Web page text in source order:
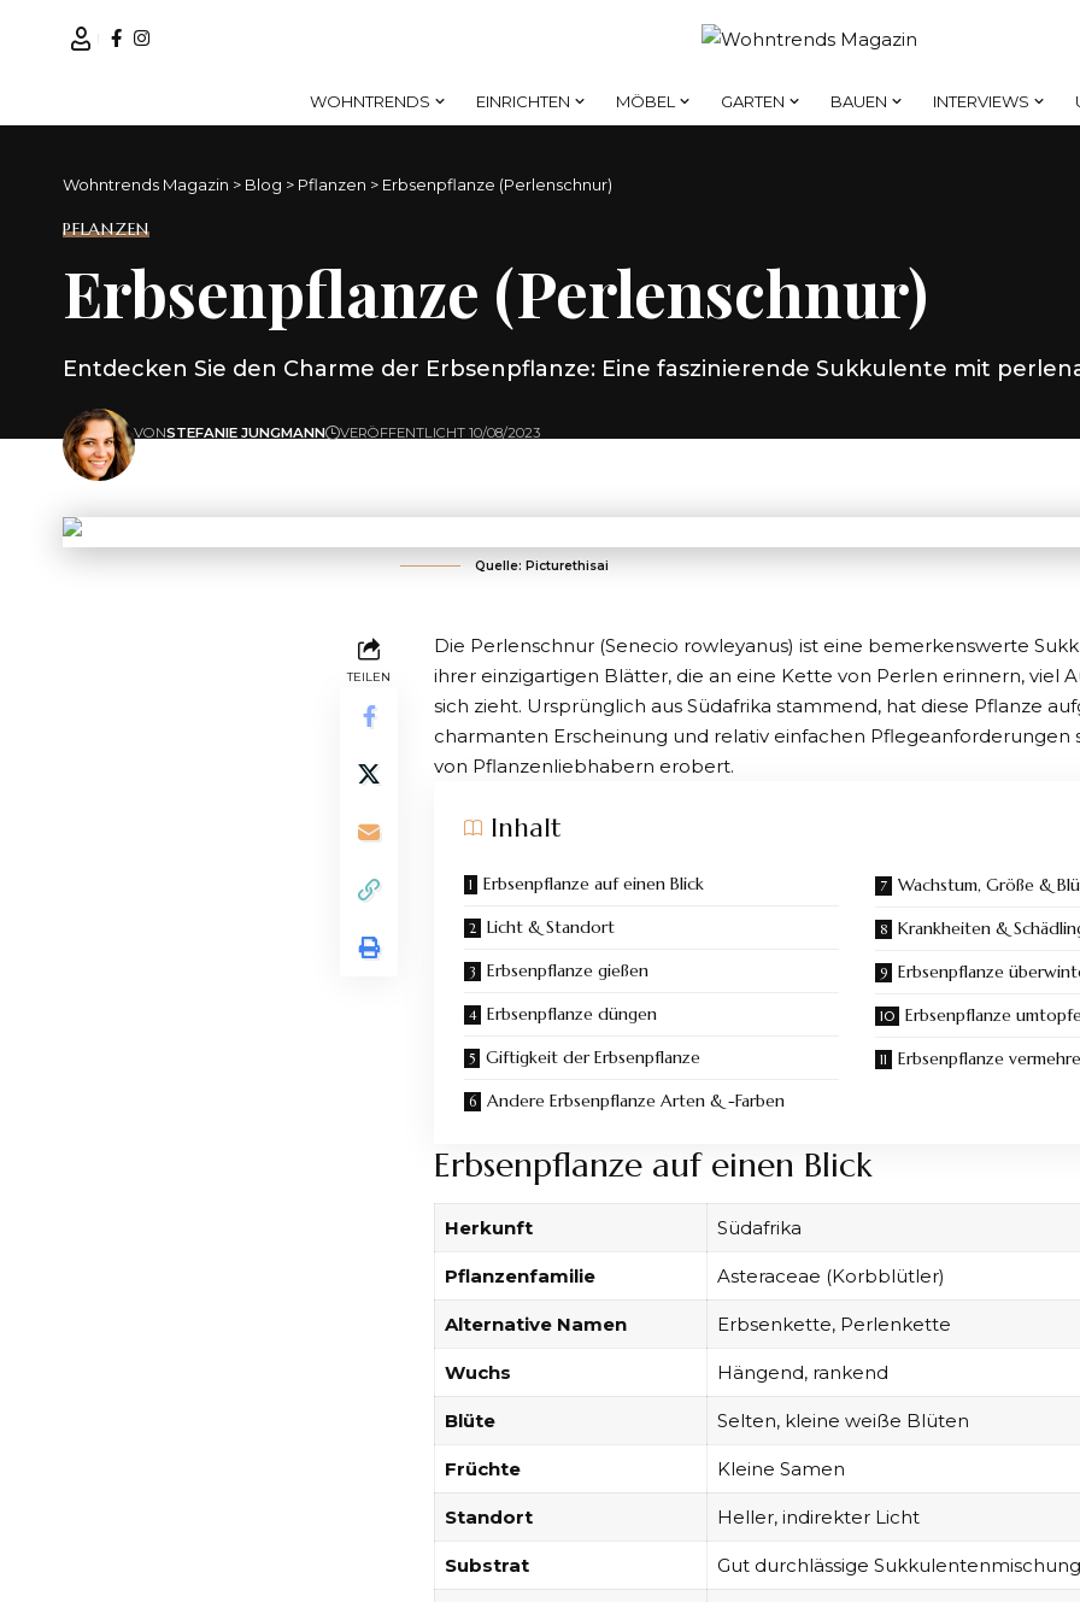
WOHNTRENDS EINRICHTEN MÖBEL GARTEN BAUEN INTERVIEWS
Wohntrends Magazin > Blog > Pflanzen > Erbsenpflanze (Perlenschnur)
PFLANZEN
Erbsenpflanze (Perlenschnur)
Entdecken Sie den Charme der Erbsenpflanze: Eine faszinierende Sukkulente mit
ZULETZT AKTUALISIERT: 10/08/2023 12:44
VONSTEFANIE JUNGMANN VERÖFFENTLICHT 10/08/2023
Quelle: Picturethisai
TEILEN
Die Perlenschnur (Senecio rowleyanus) ist eine bemerkenswerte
ihrer einzigartigen Blätter, die an eine Kette von Perlen erinnern, viel
sich zieht. Ursprünglich aus Südafrika stammend, hat diese Pflanze
charmanten Erscheinung und relativ einfachen Pflegeanforderungen
von Pflanzenliebhabern erobert.
Inhalt
Erbsenpflanze auf einen Blick
Licht & Standort
Erbsenpflanze gießen
Erbsenpflanze düngen
Giftigkeit der Erbsenpflanze
Andere Erbsenpflanze Arten & -Farben
Wachstum, Größe &
Krankheiten &
Erbsenpflanze
Erbsenpflanze
Erbsenpflanze
Erbsenpflanze auf einen Blick
Herkunft Südafrika
Pflanzenfamilie Asteraceae (Korbblütler)
Alternative Namen Erbsenkette, Perlenkette
Wuchs Hängend, rankend
Blüte Selten, kleine weiße Blüten
Früchte Kleine Samen
Standort Heller, indirekter Licht
Substrat Gut durchlässige Sukkulentenmischung